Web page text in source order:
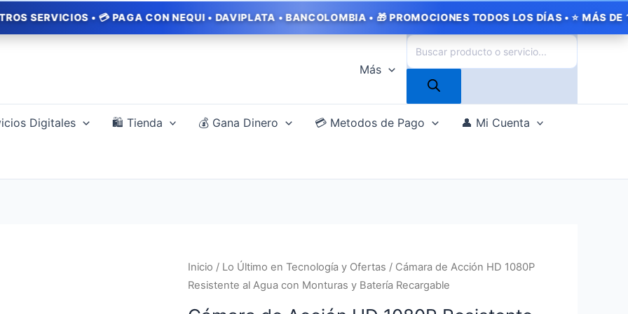
CON NEQUI • DAVIPLATA • BANCOLOMBIA • 🎁 PROMOCIONES TODOS LOS DÍAS • ⭐ MÁS DE
Más
Búsqueda
de
productos
Digitales 🛍️ Tienda 💰 Gana Dinero 💳 Metodos de Pago 👤 Mi Cuenta
Inicio / Lo Último en Tecnología y Ofertas / Cámara de Acción HD 1080P
Resistente al Agua con Monturas y Batería Recargable
El
precio
original
El
precio
Cámara
de